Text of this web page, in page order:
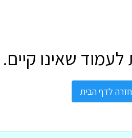
שאינו קיים.
חזרה לדף הבית